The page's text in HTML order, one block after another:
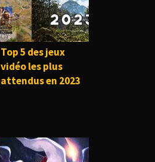
Top 5 des jeux
vidéo les plus
attendus en 2023